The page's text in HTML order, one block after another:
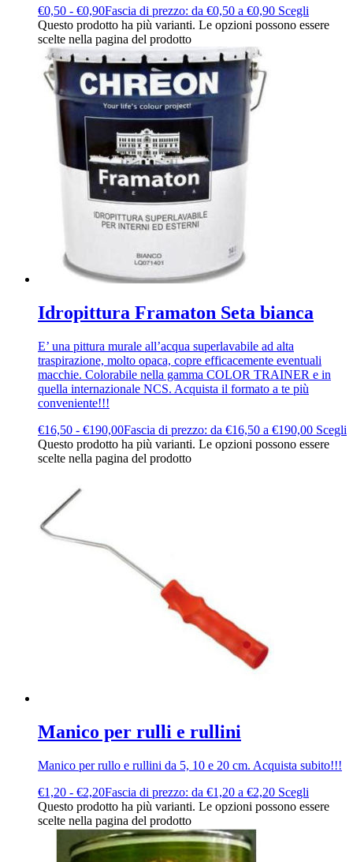
€0,50 - €0,90Fascia di prezzo: da €0,50 a €0,90 Scegli
Questo prodotto ha più varianti. Le opzioni possono essere
scelte nella pagina del prodotto
Idropittura Framaton Seta bianca
E’ una pittura murale all’acqua superlavabile ad alta
traspirazione, molto opaca, copre efficacemente eventuali
macchie. Colorabile nella gamma COLOR TRAINER e in
quella internazionale NCS. Acquista il formato a te più
conveniente!!!
€16,50 - €190,00Fascia di prezzo: da €16,50 a €190,00 Scegli
Questo prodotto ha più varianti. Le opzioni possono essere
scelte nella pagina del prodotto
Manico per rulli e rullini
Manico per rullo e rullini da 5, 10 e 20 cm. Acquista subito!!!
€1,20 - €2,20Fascia di prezzo: da €1,20 a €2,20 Scegli
Questo prodotto ha più varianti. Le opzioni possono essere
scelte nella pagina del prodotto